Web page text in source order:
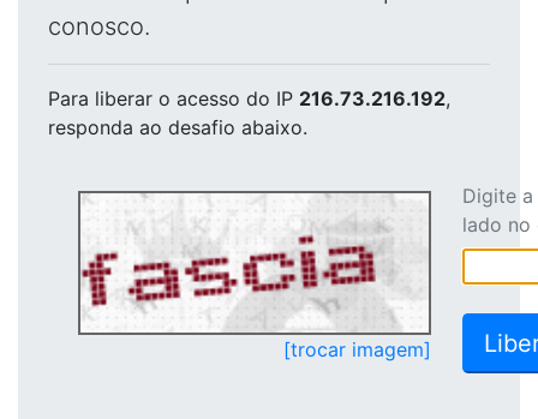
conosco.
Para liberar o acesso do IP 216.73.216.192,
responda ao desafio abaixo.
[trocar imagem]
Digite
lado no